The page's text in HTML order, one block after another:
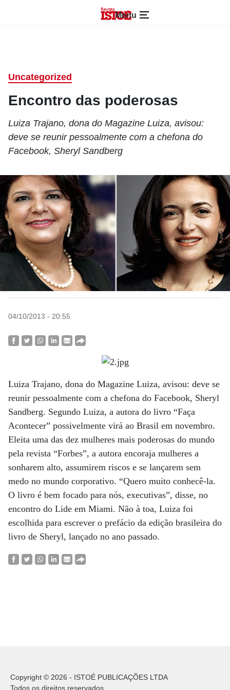
Menu
Uncategorized
Encontro das poderosas
Luiza Trajano, dona do Magazine Luiza, avisou:
deve se reunir pessoalmente com a chefona do
Facebook, Sheryl Sandberg
04/10/2013 - 20:55
Luiza Trajano, dona do Magazine Luiza, avisou: deve se
reunir pessoalmente com a chefona do Facebook, Sheryl
Sandberg. Segundo Luiza, a autora do livro “Faça
Acontecer” possivelmente virá ao Brasil em novembro.
Eleita uma das dez mulheres mais poderosas do mundo
pela revista “Forbes”, a autora encoraja mulheres a
sonharem alto, assumirem riscos e se lançarem sem
medo no mundo corporativo. “Quero muito conhecê-la.
O livro é bem focado para nós, executivas”, disse, no
encontro do Lide em Miami. Não à toa, Luiza foi
escolhida para escrever o prefácio da edição brasileira do
livro de Sheryl, lançado no ano passado.
Copyright © 2026 - ISTOÉ PUBLICAÇÕES LTDA
Todos os direitos reservados.